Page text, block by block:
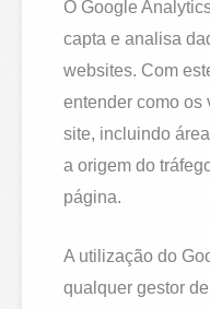
O Google
capta e analisa
websites. Com
entender como os
site, incluindo
a origem do
página.
A utilização do
qualquer gestor